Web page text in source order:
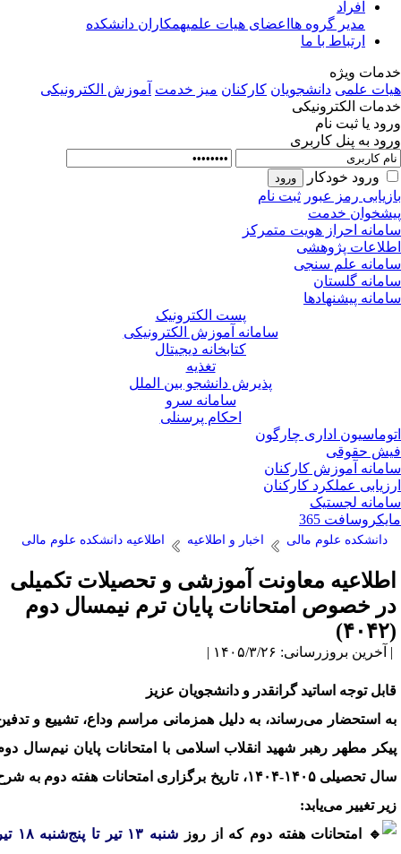
افراد
مدیر گروه هااعضای هیات علمیهمکاران دانشکده
ارتباط با ما
ویژه
علمی دانشجویان کارکنان میز خدمت آموزش الکترونیکی
الکترونیکی
یا ثبت نام
به پنل کاربری
ورود خودکار
رمز عبور ثبت نام
خدمت
احراز هویت متمرکز
پژوهشی
علم سنجی
گلستان
پیشنهادها
پست الکترونیک
سامانه آموزش الکترونیکی
کتابخانه دیجیتال
تغذیه
پذیرش دانشجو بین الملل
سامانه سرو
احکام پرسنلی
اداری چارگون
حقوقی
آموزش کارکنان
عملکرد کارکنان
لجستیک
365
دانشکده علوم مالی اخبار و اطلاعیه اطلاعیه دانشکده علوم مالی
معاونت آموزشی و تحصیلات تکمیلی
خصوص امتحانات پایان ترم نیمسال دوم
بروزرسانی: ۱۴۰۵/۳/۲۶ |
توجه اساتید گرانقدر و دانشجویان عزیز
استحضار می‌رساند، به دلیل همزمانی مراسم وداع، تشییع و تدفین
مطهر رهبر شهید انقلاب اسلامی با امتحانات پایان نیم‌سال دوم
سال تحصیلی ۱۴۰۵-۱۴۰۴، تاریخ برگزاری امتحانات هفته دوم به شرح
تغییر می‌یابد:
امتحانات هفته دوم که از روز
شنبه ۱۳ تیر تا پنج‌شنبه ۱۸ تیر